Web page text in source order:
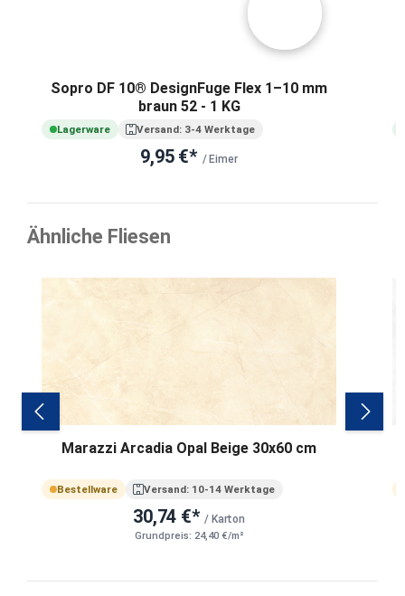
Sopro DF 10® DesignFuge Flex 1–10 mm
braun 52 - 1 KG
Lagerware Versand: 3-4 Werktage
9,95 €* / Eimer
Ähnliche Fliesen
Marazzi Arcadia Opal Beige 30x60 cm
Bestellware Versand: 10-14 Werktage
30,74 €* / Karton
Grundpreis: 24,40 €/m²